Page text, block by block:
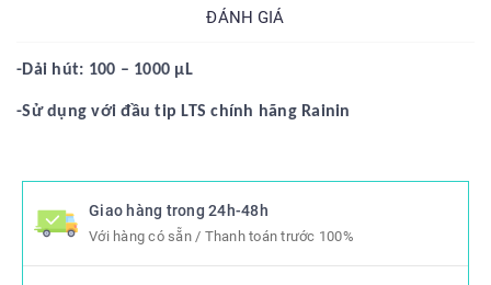
ĐÁNH GIÁ
-Dải hút: 100 – 1000 µL
-Sử dụng với đầu tip LTS chính hãng Rainin
Giao hàng trong 24h-48h
Với hàng có sẵn / Thanh toán trước 100%